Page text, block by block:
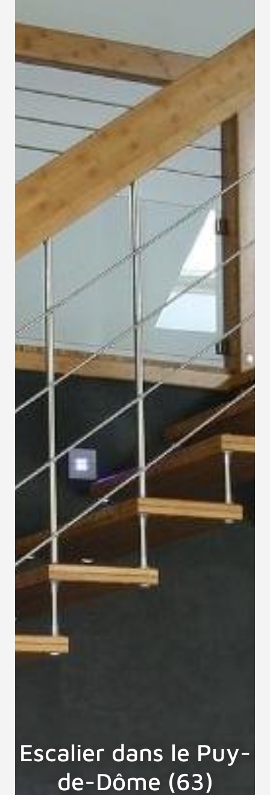
Escalier dans le Puy-
de-Dôme (63)